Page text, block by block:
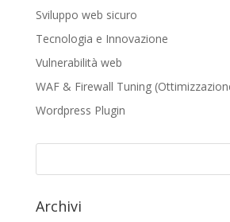
Sviluppo web sicuro
Tecnologia e Innovazione
Vulnerabilità web
WAF & Firewall Tuning
Wordpress Plugin
Archivi